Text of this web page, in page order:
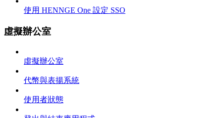
使用 HENNGE One 設定 SSO
虛擬辦公室
虛擬辦公室
代幣與表揚系統
使用者狀態